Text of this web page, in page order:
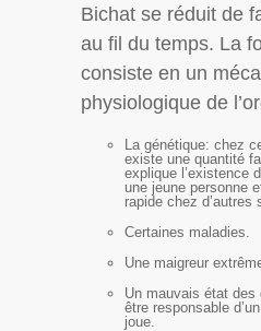
Bichat se réduit de
au fil du temps. La
consiste en un
physiologique de
La génétique: chez
existe une quantité
explique l’existence
une jeune personne
rapide chez d’autres
Certaines maladies.
Une maigreur
Un mauvais état
être responsable
joue.